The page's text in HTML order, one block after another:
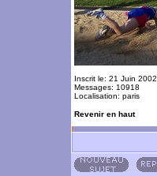
Inscrit le: 21 Juin 2002
Messages: 10918
Localisation: paris
Revenir en haut